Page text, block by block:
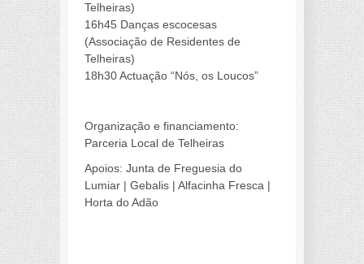
Telheiras)
16h45 Danças escocesas
(Associação de Residentes de
Telheiras)
18h30 Actuação “Nós, os Loucos”
Organização e financiamento:
Parceria Local de Telheiras
Apoios: Junta de Freguesia do
Lumiar | Gebalis | Alfacinha Fresca |
Horta do Adão